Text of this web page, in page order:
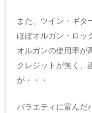
また、ツイン・ギタ
ほぼオルガン・ロッ
オルガンの使用率が
クレジットが無く、
が・・・
バラエティに富んだ